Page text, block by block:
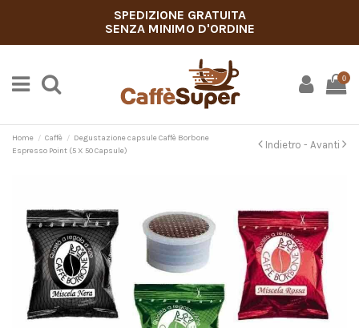
SPEDIZIONE GRATUITA
SENZA MINIMO D'ORDINE
0
Home Caffè
Degustazione capsule Caffè Borbone
Espresso Point (5 X 50 Capsule)
Indietro - Avanti